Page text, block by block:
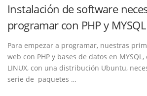
Instalación de software
programar con PHP y
Para empezar a programar, nuestras
web con PHP y bases de datos en
LINUX, con una distribución Ubuntu,
serie de paquetes …